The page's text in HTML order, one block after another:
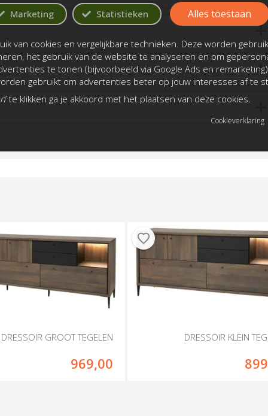
DRESSOIR GROOT TEGELEN
969,00
DRESSOIR KLEIN
Marketing Statistieken
van cookies en vergelijkbare technieken. Deze worden
het gebruik van de website te analyseren en om
te tonen (bijvoorbeeld via Google Ads en
gebruikt om advertenties beter op jouw interesses af te
’ te klikken ga je akkoord met het plaatsen van deze cookies.
Alles toestaan
Cookieverklaring